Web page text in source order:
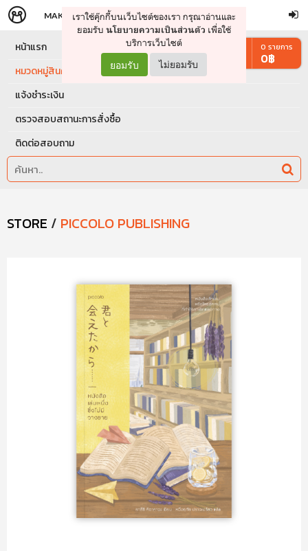
จัดการรถเข็น ดำเนินการต่อ
MAKERS STORE
เราใช้คุ๊กกี้บนเว็บไซต์ของเรา กรุณาอ่านและ
ยอมรับ นโยบายความเป็นส่วนตัว เพื่อใช้
บริการเว็บไซต์
ยอมรับ ไม่ยอมรับ
หน้าแรก
หมวดหมู่สินค้า
แจ้งชำระเงิน
ตรวจสอบสถานะการสั่งซื้อ
ติดต่อสอบถาม
0 รายการ
0฿
STORE / PICCOLO PUBLISHING